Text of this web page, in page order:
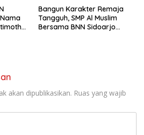
Bangun Karakter Remaja
Tangguh, SMP Al Muslim
Bersama BNN Sidoarjo
akan dipublikasikan. Ruas yang wajib